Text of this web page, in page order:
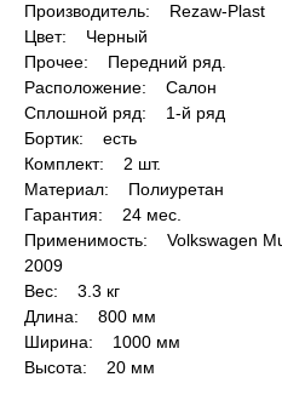
Производитель: Rezaw-Plast
Цвет: Черный
Прочее: Передний ряд.
Расположение: Салон
Сплошной ряд: 1-й ряд
Бортик: есть
Комплект: 2 шт.
Материал: Полиуретан
Гарантия: 24 мес.
Применимость: Volkswagen
2009
Вес: 3.3 кг
Длина: 800 мм
Ширина: 1000 мм
Высота: 20 мм